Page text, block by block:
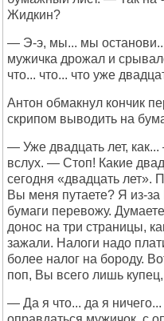
Жидкин?
— Э-э, мы... мы
мужичка дрожал и
что... что... что уже
Антон обмакнул кончик
скрипом выводить на
— Уже двадцать лет,
вслух. — Стоп! Какие
сегодня «двадцать
Вы меня путаете? Я из-за
бумаги перевожу.
донос на три страницы,
зажали. Налоги надо
более налог на бороду.
поп, Вы всего лишь
— Да я что... да я